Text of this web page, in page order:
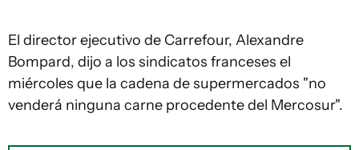
El director ejecutivo de Carrefour, Alexandre
Bompard, dijo a los sindicatos franceses el
miércoles que la cadena de supermercados "no
venderá ninguna carne procedente del Mercosur".